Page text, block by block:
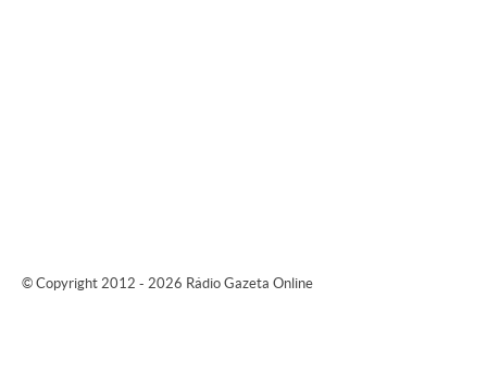
© Copyright 2012 - 2026 Rádio Gazeta Online